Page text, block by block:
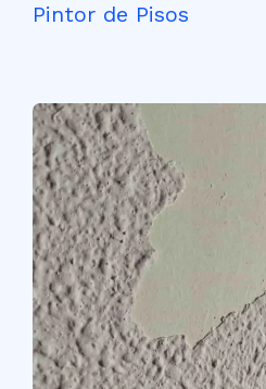
Pintor de Pisos